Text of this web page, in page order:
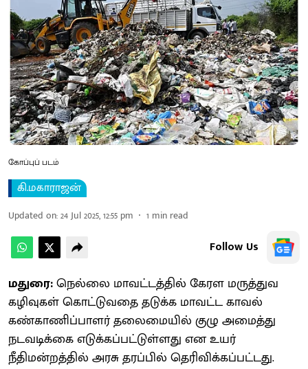
கோப்புப் படம்
கி.மகாராஜன்
Updated on:24 Jul 2025, 12:55 pm 1 min read
Follow Us
மதுரை:நெல்லை மாவட்டத்தில் கேரள மருத்துவ
கழிவுகள் கொட்டுவதை தடுக்க மாவட்ட காவல்
கண்காணிப்பாளர் தலைமையில் குழு அமைத்து
நடவடிக்கை எடுக்கப்பட்டுள்ளது என உயர்
நீதிமன்றத்தில் அரசு தரப்பில் தெரிவிக்கப்பட்டது.